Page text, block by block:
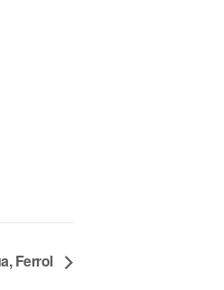
Ferrol